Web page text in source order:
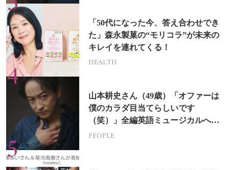
「50代になった今、答え合わせでき
た」森永製菓の“モリコラ”が未来の
キレイを連れてくる！
HEALTH
山本耕史さん（49歳）「オファーは
僕のカラダ目当てらしいです
（笑）」全編英語ミュージカルへの
挑戦
PEOPLE